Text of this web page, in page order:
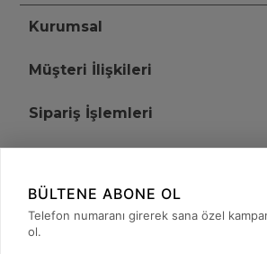
Kurumsal
Müşteri İlişkileri
Sipariş İşlemleri
+90 (850) 473 08
BÜLTENE ABONE OL
Telefon numaranı girerek sana özel
ol.